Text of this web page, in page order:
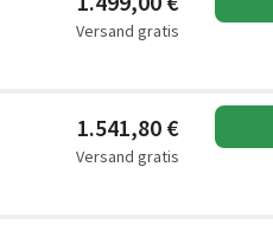
Versand gratis
1.541,80 €
Versand gratis